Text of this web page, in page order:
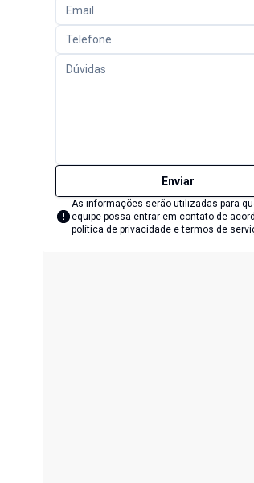
Enviar
As informações serão utilizadas para
equipe possa entrar em contato de
política de privacidade e termos de